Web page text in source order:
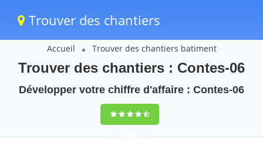
Trouver des chantiers
Accueil Trouver des chantiers batiment
Trouver des chantiers : Contes-06
Développer votre chiffre d'affaire : Contes-06
9,5(100%)42